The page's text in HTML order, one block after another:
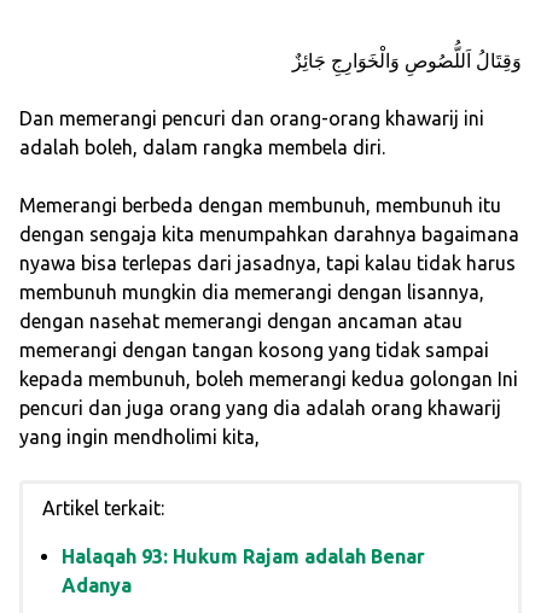
وَقِتَالُ اَللُّصُوصِ وَالْخَوَارِجِ جَائِزٌ
Dan memerangi pencuri dan orang-orang khawarij ini
adalah boleh, dalam rangka membela diri.
Memerangi berbeda dengan membunuh, membunuh itu
dengan sengaja kita menumpahkan darahnya bagaimana
nyawa bisa terlepas dari jasadnya, tapi kalau tidak harus
membunuh mungkin dia memerangi dengan lisannya,
dengan nasehat memerangi dengan ancaman atau
memerangi dengan tangan kosong yang tidak sampai
kepada membunuh, boleh memerangi kedua golongan Ini
pencuri dan juga orang yang dia adalah orang khawarij
yang ingin mendholimi kita,
Artikel terkait:
Halaqah 93: Hukum Rajam adalah Benar
Adanya